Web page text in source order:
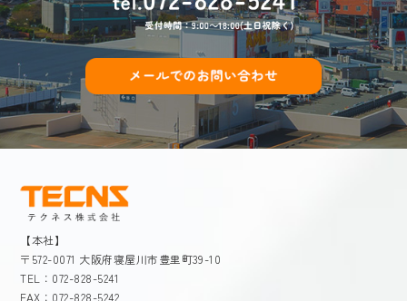
【本社】
〒572-0071 大阪府寝屋川市豊里町39-10
TEL：072-828-5241
FAX：072-828-5242